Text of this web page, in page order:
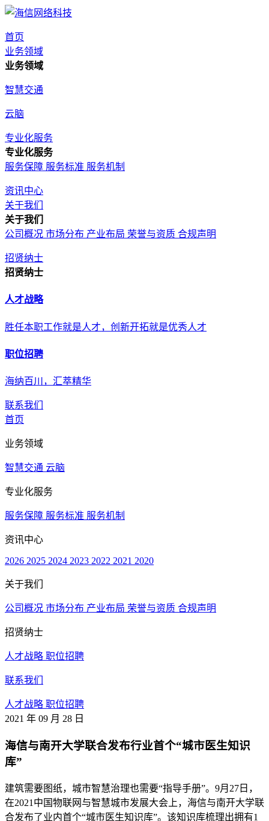
首页
业务领域
业务领域
智慧交通
云脑
专业化服务
专业化服务
服务保障 服务标准 服务机制
资讯中心
关于我们
关于我们
公司概况 市场分布 产业布局 荣誉与资质 合规声明
招贤纳士
招贤纳士
人才战略
胜任本职工作就是人才，创新开拓就是优秀人才
职位招聘
海纳百川，汇萃精华
联系我们
首页
业务领域
智慧交通 云脑
专业化服务
服务保障 服务标准 服务机制
资讯中心
2026 2025 2024 2023 2022 2021 2020
关于我们
公司概况 市场分布 产业布局 荣誉与资质 合规声明
招贤纳士
人才战略 职位招聘
联系我们
人才战略 职位招聘
2021 年 09 月 28 日
海信与南开大学联合发布行业首个“城市医生知识
库”
建筑需要图纸，城市智慧治理也需要“指导手册”。9月27日，
在2021中国物联网与智慧城市发展大会上，海信与南开大学联
合发布了业内首个“城市医生知识库”。该知识库梳理出拥有1